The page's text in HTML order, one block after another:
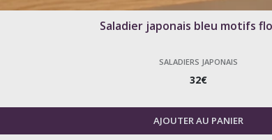
Saladier japonais bleu motifs
SALADIERS JAPONAIS
32€
AJOUTER AU PANIER